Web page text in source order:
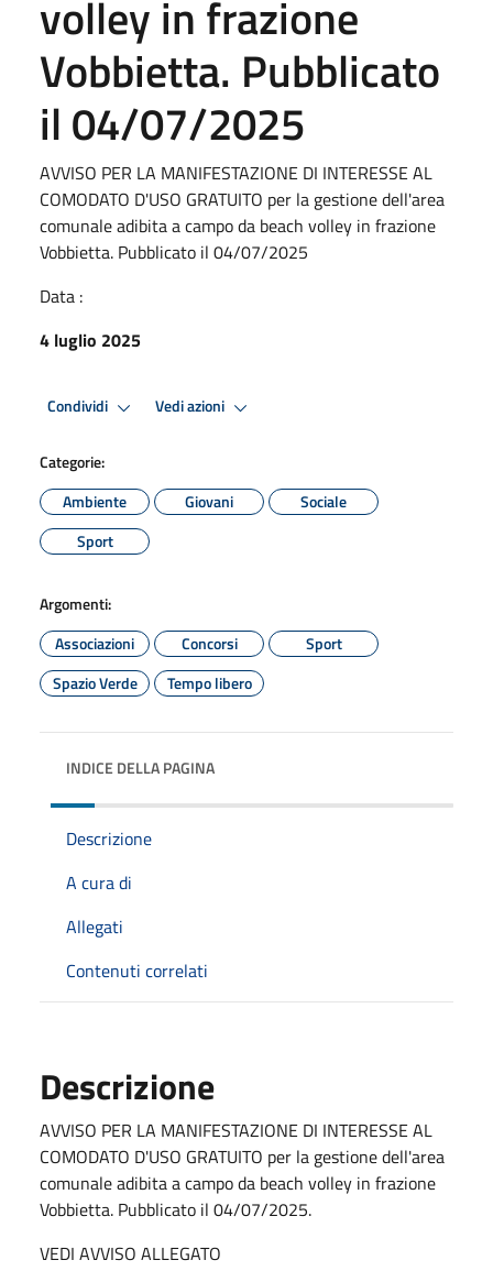
volley in frazione
Vobbietta. Pubblicato
il 04/07/2025
AVVISO PER LA MANIFESTAZIONE DI INTERESSE AL
COMODATO D'USO GRATUITO per la gestione dell'area
comunale adibita a campo da beach volley in frazione
Vobbietta. Pubblicato il 04/07/2025
Data :
4 luglio 2025
Condividi Vedi azioni
Categorie:
Ambiente
Giovani
Sociale
Sport
Argomenti:
Associazioni
Concorsi
Sport
Spazio Verde
Tempo libero
INDICE DELLA PAGINA
Descrizione
A cura di
Allegati
Contenuti correlati
Descrizione
AVVISO PER LA MANIFESTAZIONE DI INTERESSE AL
COMODATO D'USO GRATUITO per la gestione dell'area
comunale adibita a campo da beach volley in frazione
Vobbietta. Pubblicato il 04/07/2025.
VEDI AVVISO ALLEGATO